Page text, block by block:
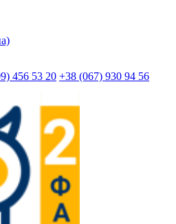
456 53 20 +38 (067) 930 94 56